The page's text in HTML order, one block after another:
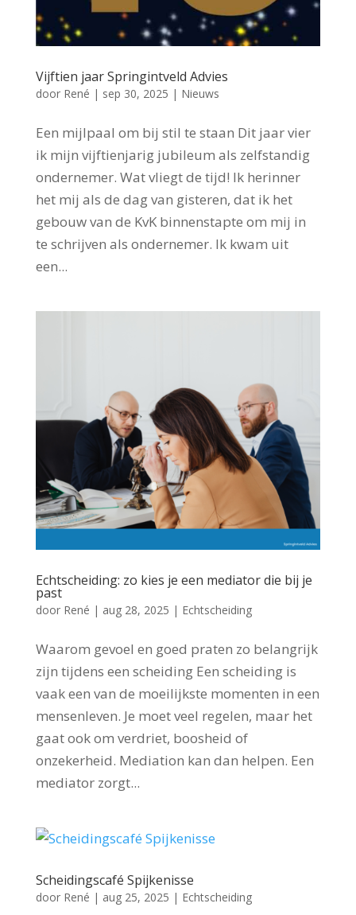
Vijftien jaar Springintveld Advies
door René | sep 30, 2025 | Nieuws
Een mijlpaal om bij stil te staan Dit jaar vier
ik mijn vijftienjarig jubileum als zelfstandig
ondernemer. Wat vliegt de tijd! Ik herinner
het mij als de dag van gisteren, dat ik het
gebouw van de KvK binnenstapte om mij in
te schrijven als ondernemer. Ik kwam uit
een...
Echtscheiding: zo kies je een mediator die bij je
past
door René | aug 28, 2025 | Echtscheiding
Waarom gevoel en goed praten zo belangrijk
zijn tijdens een scheiding Een scheiding is
vaak een van de moeilijkste momenten in een
mensenleven. Je moet veel regelen, maar het
gaat ook om verdriet, boosheid of
onzekerheid. Mediation kan dan helpen. Een
mediator zorgt...
Scheidingscafé Spijkenisse
door René | aug 25, 2025 | Echtscheiding